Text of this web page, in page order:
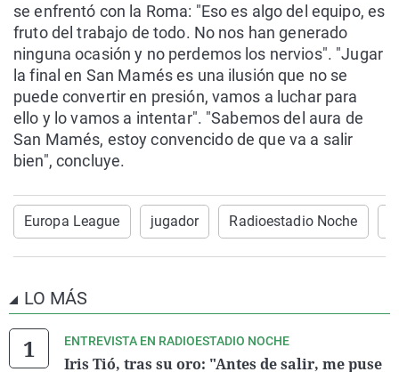
se enfrentó con la Roma: "Eso es algo del equipo, es
fruto del trabajo de todo. No nos han generado
ninguna ocasión y no perdemos los nervios". "Jugar
la final en San Mamés es una ilusión que no se
puede convertir en presión, vamos a luchar para
ello y lo vamos a intentar". "Sabemos del aura de
San Mamés, estoy convencido de que va a salir
bien", concluye.
Europa League jugador Radioestadio Noche
LO MÁS
ENTREVISTA EN RADIOESTADIO NOCHE
Iris Tió, tras su oro: "Antes de salir, me puse